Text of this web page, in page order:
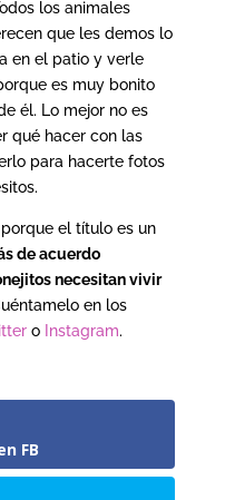
los animales
que les demos lo
en el patio y verle
es muy bonito
él. Lo mejor no es
qué hacer con las
para hacerte fotos
el título es un
de acuerdo
necesitan vivir
en los
o Instagram.
FB